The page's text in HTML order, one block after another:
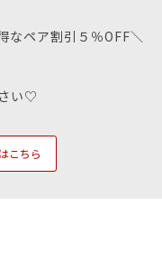
なペア割引５％OFF＼
い♡
こちら